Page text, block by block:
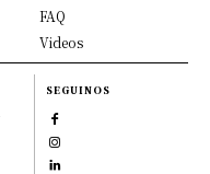
FAQ
Videos
SEGUINOS